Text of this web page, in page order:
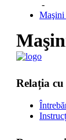
-
Maşini
Relația